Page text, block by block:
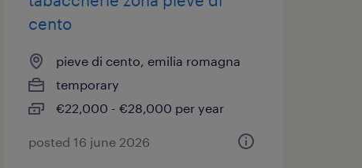
cento
pieve di cento, emilia romagna
temporary
€22,000 - €28,000 per year
posted 16 june 2026